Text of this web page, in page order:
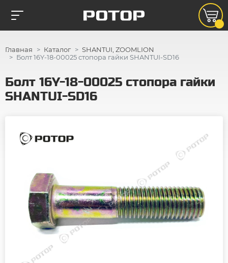
Главная Каталог
SHANTUI, ZOOMLION
Болт 16Y-18-00025 стопора гайки SHANTUI-SD16
Болт 16Y-18-00025 стопора гайки
SHANTUI-SD16